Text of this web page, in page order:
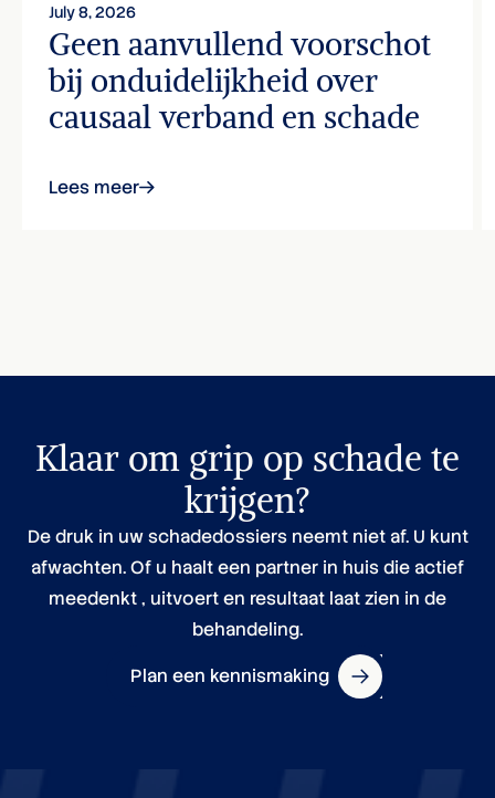
July 8, 2026
Geen aanvullend voorschot
bij onduidelijkheid over
causaal verband en schade
Lees meer
Klaar om grip op schade te
krijgen?
De druk in uw schadedossiers neemt niet af. U kunt
afwachten. Of u haalt een partner in huis die actief
meedenkt , uitvoert en resultaat laat zien in de
behandeling.
Plan een kennismaking